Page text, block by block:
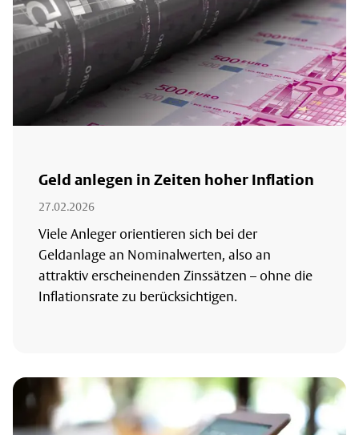
Geld anlegen in Zeiten hoher Inflation
27.02.2026
Viele Anleger orientieren sich bei der
Geldanlage an Nominalwerten, also an
attraktiv erscheinenden Zinssätzen – ohne die
Inflationsrate zu berücksichtigen.